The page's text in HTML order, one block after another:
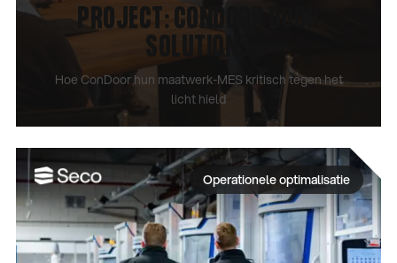
PROJECT: CONDOOR DOOR
SOLUTIONS
Hoe ConDoor hun maatwerk-MES kritisch tegen het
licht hield
Operationele optimalisatie